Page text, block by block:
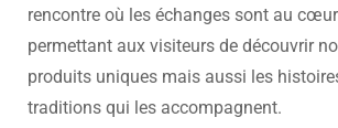
rencontre où les échanges sont au cœur
permettant aux visiteurs de découvrir
produits uniques mais aussi les
traditions qui les accompagnent.